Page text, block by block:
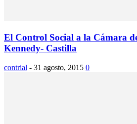
El Control Social a la Cámara
Kennedy- Castilla
contrial - 31 agosto, 2015 0